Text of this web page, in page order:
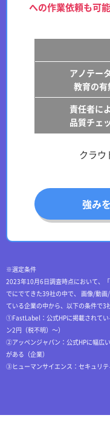
への作業依頼も可能
アノテー
教育の有
責任者に
品質チェ
クラウ
強み
※選定条件
2023年10月6日調査時点において、
でにでてきた39社の中で、 画像/動
ている企業の中から、以下の条件で3
①FastLabel：公式HPに掲載されてい
ン2円（税不明）～）
②アッペンジャパン：公式HPに幅広
がある（企業）
③ヒューマンサイエンス：セキュリテ